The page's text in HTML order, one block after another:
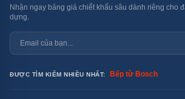
Nhận ngay bảng giá chiết khấu sâu dành riêng cho
dựng.
ĐƯỢC TÌM KIẾM NHIỀU NHẤT: Bếp từ Bosch